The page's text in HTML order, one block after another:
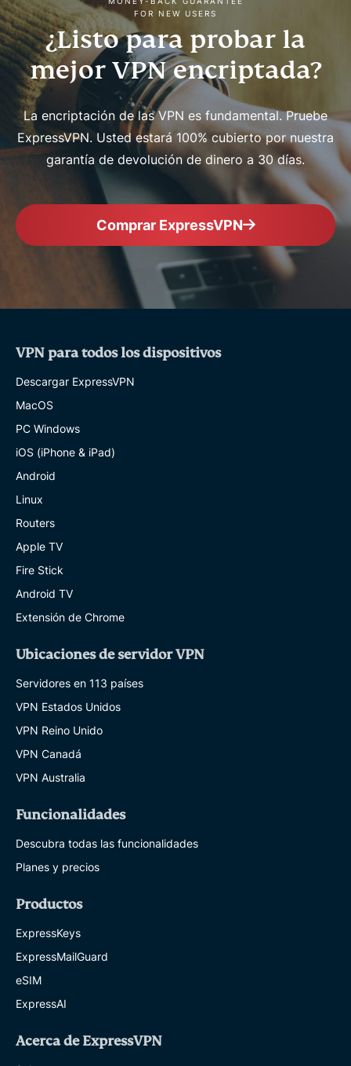
FOR NEW USERS
¿Listo para probar la
mejor VPN encriptada?
La encriptación de las VPN es fundamental. Pruebe
ExpressVPN. Usted estará 100% cubierto por nuestra
garantía de devolución de dinero a 30 días.
Comprar ExpressVPN
VPN para todos los dispositivos
Descargar ExpressVPN
MacOS
PC Windows
iOS (iPhone & iPad)
Android
Linux
Routers
Apple TV
Fire Stick
Android TV
Extensión de Chrome
Ubicaciones de servidor VPN
Servidores en 113 países
VPN Estados Unidos
VPN Reino Unido
VPN Canadá
VPN Australia
Funcionalidades
Descubra todas las funcionalidades
Planes y precios
Productos
ExpressKeys
ExpressMailGuard
eSIM
ExpressAI
Acerca de ExpressVPN